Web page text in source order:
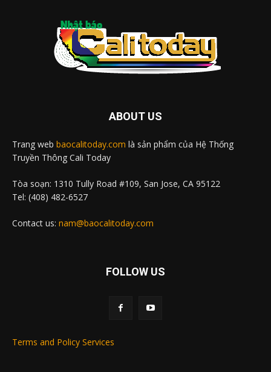
ABOUT US
Trang web baocalitoday.com là sản phẩm của Hệ Thống
Truyền Thông Cali Today
Tòa soạn: 1310 Tully Road #109, San Jose, CA 95122
Tel: (408) 482-6527
Contact us: nam@baocalitoday.com
FOLLOW US
Terms and Policy Services